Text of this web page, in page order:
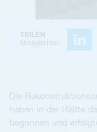
TEILEN
Neuigkeiten
Die
haben in der Hälfte
begonnen und